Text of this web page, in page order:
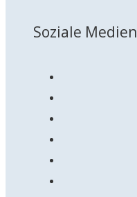
Soziale Medien